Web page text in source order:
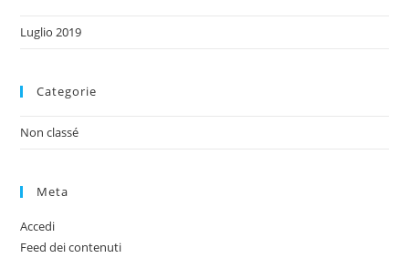
Luglio 2019
Categorie
Non classé
Meta
Accedi
Feed dei contenuti